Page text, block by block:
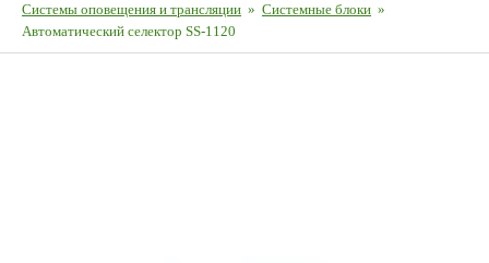
Системы оповещения и трансляции » Системные блоки »
Автоматический селектор SS-1120